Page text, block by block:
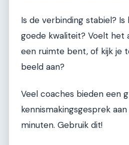
Is de verbinding stabiel? Is
goede kwaliteit? Voelt het
een ruimte bent, of kijk je
beeld aan?
Veel coaches bieden een
kennismakingsgesprek
minuten. Gebruik dit!